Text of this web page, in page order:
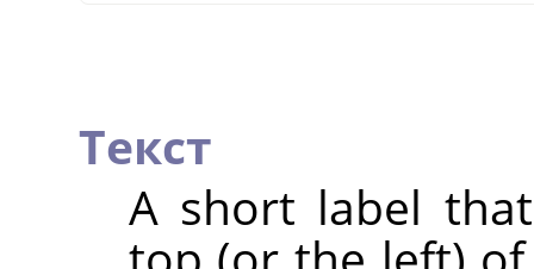
Текст
A short label